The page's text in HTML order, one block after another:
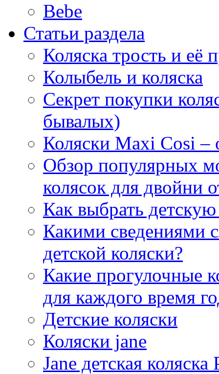
Bebe
Статьи раздела
Коляска трость и её
Колыбель и коляска
Секрет покупки
бывалых)
Коляски Maxi Cosi –
Обзор популярных
колясок для двойни
Как выбрать
Какими сведениями
детской коляски?
Какие прогулочные
для каждого время
Детские коляски
Коляски jane
Jane детская